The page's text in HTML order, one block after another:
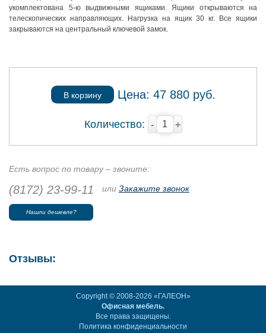
укомплектована 5-ю выдвижными ящиками. Ящики открываются на
телескопических направляющих. Нагрузка на ящик 30 кг. Все ящики
закрываются на центральный ключевой замок.
В корзину Цена: 47 880руб.
Количество: - +
Есть вопрос по товару – звоните:
(8172) 23-99-11 или Закажите звонок
Нашли дешевле?
Отзывы:
Copyright © 2008-2026 «ГАЛЕОН»
Офисная мебель.
Все права защищены.
Политика конфиденциальности